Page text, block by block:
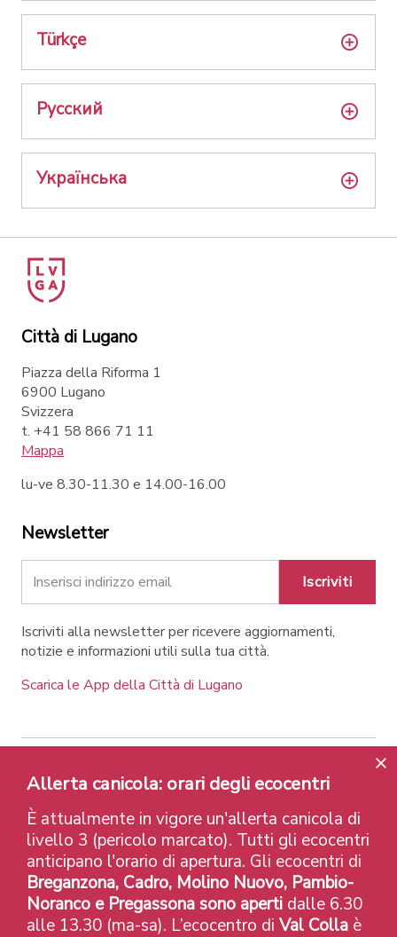
Türkçe
Русский
Українська
Città di Lugano
Piazza della Riforma 1
6900 Lugano
Svizzera
t. +41 58 866 71 11
Mappa
lu-ve 8.30-11.30 e 14.00-16.00
Newsletter
Iscriviti
Iscriviti alla newsletter per ricevere aggiornamenti,
notizie e informazioni utili sulla tua città.
Scarica le App della Città di Lugano
Contatti Link Note legali
Privacy Policy
Label e riconoscimenti
Credits
© 2026 Città di Lugano
Allerta canicola: orari degli ecocentri
È attualmente in vigore un'allerta canicola di
livello 3 (pericolo marcato). Tutti gli ecocentri
anticipano l'orario di apertura. Gli ecocentri di
Breganzona, Cadro, Molino Nuovo, Pambio-
Noranco e Pregassona sono aperti dalle 6.30
alle 13.30 (ma-sa). L’ecocentro di Val Colla è